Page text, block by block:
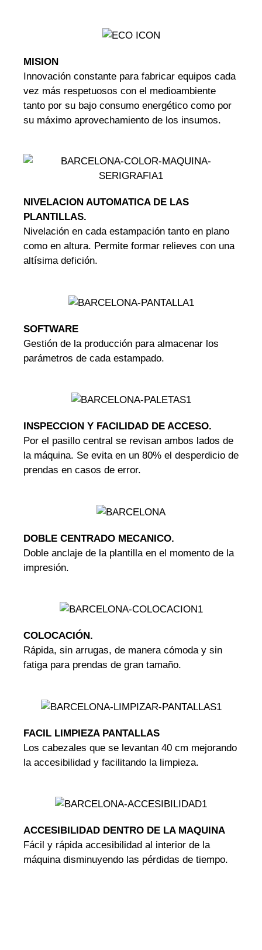
MISION
Innovación constante para fabricar equipos cada
vez más respetuosos con el medioambiente
tanto por su bajo consumo energético como por
su máximo aprovechamiento de los insumos.
NIVELACION AUTOMATICA DE LAS
PLANTILLAS.
Nivelación en cada estampación tanto en plano
como en altura. Permite formar relieves con una
altísima defición.
SOFTWARE
Gestión de la producción para almacenar los
parámetros de cada estampado.
INSPECCION Y FACILIDAD DE ACCESO.
Por el pasillo central se revisan ambos lados de
la máquina. Se evita en un 80% el desperdicio de
prendas en casos de error.
DOBLE CENTRADO MECANICO.
Doble anclaje de la plantilla en el momento de la
impresión.
COLOCACIÓN.
Rápida, sin arrugas, de manera cómoda y sin
fatiga para prendas de gran tamaño.
FACIL LIMPIEZA PANTALLAS
Los cabezales que se levantan 40 cm mejorando
la accesibilidad y facilitando la limpieza.
ACCES IBILIDAD DENTRO DE LA MAQUINA
Fácil y rápida accesibilidad al interior de la
máquina disminuyendo las pérdidas de tiempo.